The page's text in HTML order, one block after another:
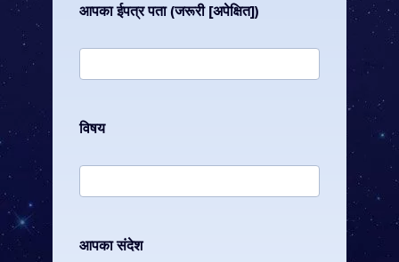
आपका ईपत्र पता (जरूरी [अपेक्षित])
विषय
आपका संदेश